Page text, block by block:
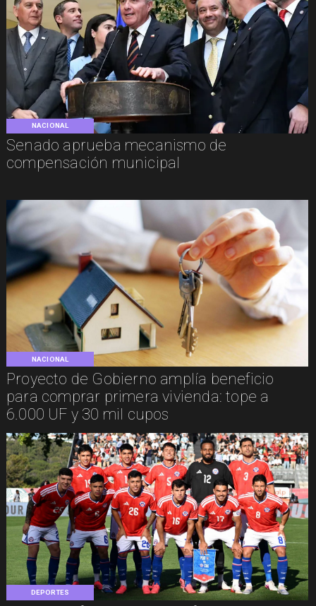
NACIONAL
Senado aprueba mecanismo de
compensación municipal
NACIONAL
Proyecto de Gobierno amplía beneficio
para comprar primera vivienda: tope a
6.000 UF y 30 mil cupos
DEPORTES